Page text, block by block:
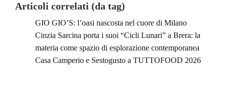
Articoli correlati (da tag)
GIO GIO’S: l’oasi nascosta nel cuore di Milano
Cinzia Sarcina porta i suoi “Cicli Lunari” a Brera: la
materia come spazio di esplorazione contemporanea
Casa Camperio e Sestogusto a TUTTOFOOD 2026